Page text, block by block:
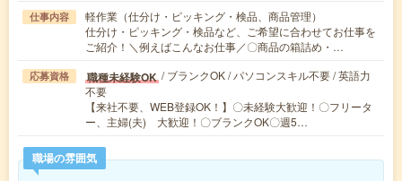
仕事内容
軽作業（仕分け・ピッキング・検品、商品管理）
仕分け・ピッキング・検品など、ご希望に合わせてお仕事を
ご紹介！＼例えばこんなお仕事／〇商品の箱詰め・…
応募資格 職種未経験OK / ブランクOK / パソコンスキル不要 / 英語力
不要
【来社不要、WEB登録OK！】〇未経験大歓迎！〇フリータ
ー、主婦(夫) 大歓迎！〇ブランクOK〇週5…
職場の雰囲気